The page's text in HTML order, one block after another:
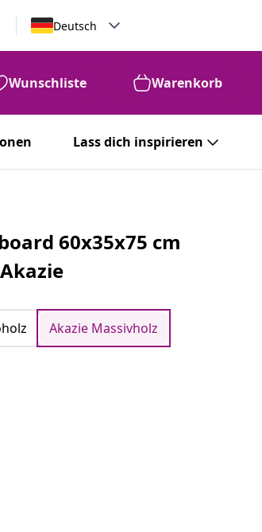
Deutsch
Wunschliste Warenkorb
Lass dich inspirieren
60x35x75 cm
Akazie Massivholz